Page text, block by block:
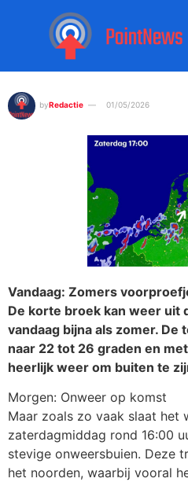
byRedactie 01/05/2026
Vandaag: Zomers
De korte broek kan weer uit
vandaag bijna als zomer.
naar 22 tot 26 graden en
heerlijk weer om buiten te
Morgen: Onweer op komst
Maar zoals zo vaak slaat het
zaterdagmiddag rond 16:00
stevige onweersbuien. Deze
het noorden, waarbij vooral